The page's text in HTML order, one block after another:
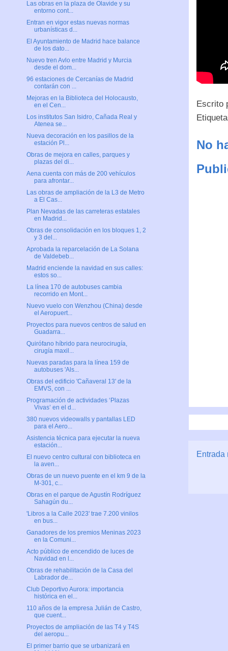
Escrito
No
Entrada
Las obras en la plaza de Olavide y su
entorno cont...
Entran en vigor estas nuevas normas
urbanísticas d...
El Ayuntamiento de Madrid hace balance
de los dato...
Nuevo tren Avlo entre Madrid y Murcia
desde el dom...
96 estaciones de Cercanías de Madrid
contarán con ...
Mejoras en la Biblioteca del Holocausto,
en el Cen...
Los institutos San Isidro, Cañada Real y
Atenea se...
Nueva decoración en los pasillos de la
estación Pl...
Obras de mejora en calles, parques y
plazas del di...
Aena cuenta con más de 200 vehículos
para afrontar...
Las obras de ampliación de la L3 de Metro
a El Cas...
Plan Nevadas de las carreteras estatales
en Madrid...
Obras de consolidación en los bloques 1, 2
y 3 del...
Aprobada la reparcelación de La Solana
de Valdebeb...
Madrid enciende la navidad en sus calles:
estos so...
La línea 170 de autobuses cambia
recorrido en Mont...
Nuevo vuelo con Wenzhou (China) desde
el Aeropuert...
Proyectos para nuevos centros de salud en
Guadarra...
Quirófano híbrido para neurocirugía,
cirugía maxil...
Nuevas paradas para la línea 159 de
autobuses 'Als...
Obras del edificio 'Cañaveral 13' de la
EMVS, con ...
Programación de actividades ‘Plazas
Vivas’ en el d...
380 nuevos videowalls y pantallas LED
para el Aero...
Asistencia técnica para ejecutar la nueva
estación...
El nuevo centro cultural con biblioteca en
la aven...
Obras de un nuevo puente en el km 9 de la
M-301, c...
Obras en el parque de Agustín Rodríguez
Sahagún du...
'Libros a la Calle 2023' trae 7.200 vinilos
en bus...
Ganadores de los premios Meninas 2023
en la Comuni...
Acto público de encendido de luces de
Navidad en l...
Obras de rehabilitación de la Casa del
Labrador de...
Club Deportivo Aurora: importancia
histórica en el...
110 años de la empresa Julián de Castro,
que cuent...
Proyectos de ampliación de las T4 y T4S
del aeropu...
El primer barrio que se urbanizará en